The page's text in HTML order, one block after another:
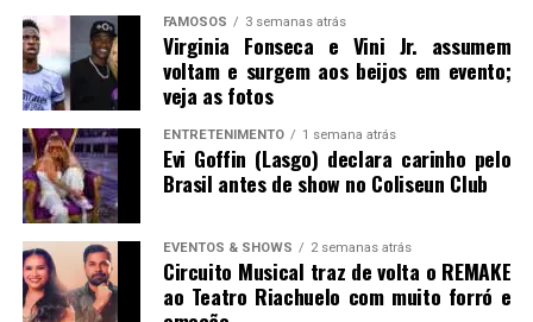
FAMOSOS 3 semanas atrás
Virginia Fonseca e Vini Jr. assumem
voltam e surgem aos beijos em evento;
veja as fotos
ENTRETENIMENTO 1 semana atrás
Evi Goffin (Lasgo) declara carinho pelo
Brasil antes de show no Coliseun Club
EVENTOS & SHOWS 2 semanas atrás
Circuito Musical traz de volta o REMAKE
ao Teatro Riachuelo com muito forró e